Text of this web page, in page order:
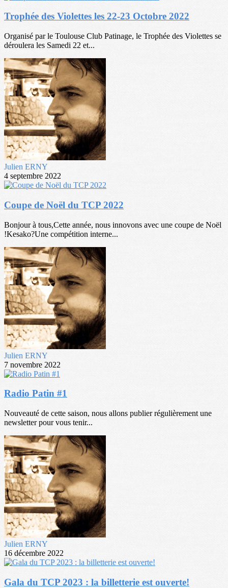
Trophée des Violettes les 22-23 Octobre 2022
Organisé par le Toulouse Club Patinage, le Trophée des Violettes se
déroulera les Samedi 22 et...
Julien ERNY
4 septembre 2022
Coupe de Noël du TCP 2022
Bonjour à tous,Cette année, nous innovons avec une coupe de Noël
!Kesako?Une compétition interne...
Julien ERNY
7 novembre 2022
Radio Patin #1
Nouveauté de cette saison, nous allons publier régulièrement une
newsletter pour vous tenir...
Julien ERNY
16 décembre 2022
Gala du TCP 2023 : la billetterie est ouverte!